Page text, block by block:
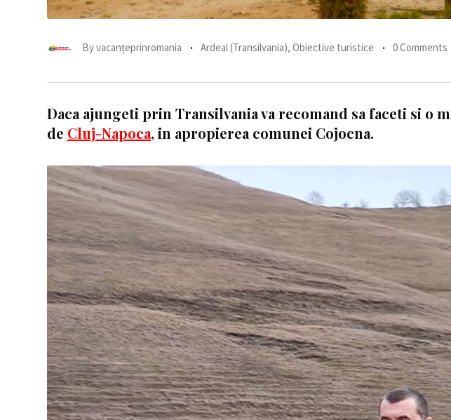
Byvacanțeprinromania Ardeal (Transilvania), Obiective turistice 0 Comments
Daca ajungeti prin Transilvania va recomand sa faceti si
de Cluj-Napoca, in apropierea comunei Cojocna.